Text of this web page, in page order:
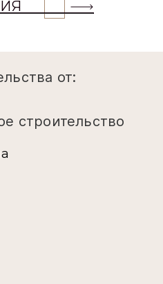
от:
строительство